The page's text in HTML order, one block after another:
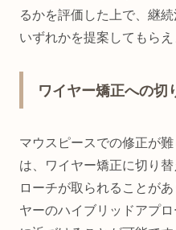
るかを評価した上で、継
いずれかを提案してもらえ
ワイヤー矯正への切
マウスピースでの修正が
は、ワイヤー矯正に切り
ローチが取られることが
ヤーのハイブリッドアプ